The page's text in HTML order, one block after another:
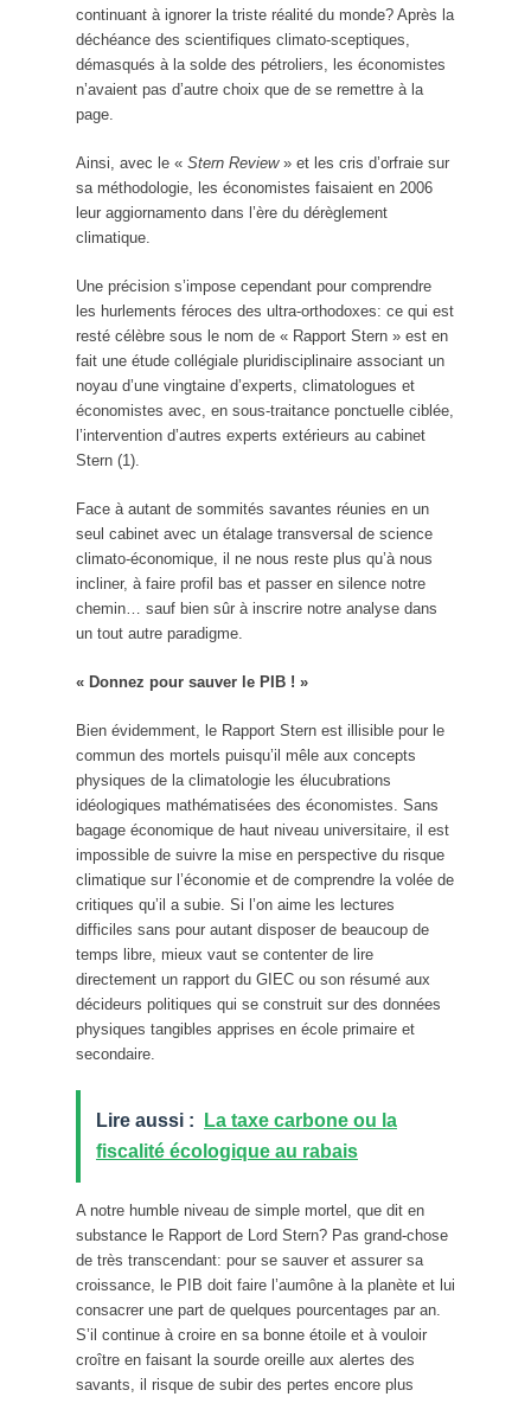
continuant à ignorer la triste réalité du monde? Après la
déchéance des scientifiques climato-sceptiques,
démasqués à la solde des pétroliers, les économistes
n’avaient pas d’autre choix que de se remettre à la
page.
Ainsi, avec le « Stern Review» et les cris d’orfraie sur
sa méthodologie, les économistes faisaient en 2006
leur aggiornamento dans l’ère du dérèglement
climatique.
Une précision s’impose cependant pour comprendre
les hurlements féroces des ultra-orthodoxes: ce qui est
resté célèbre sous le nom de « Rapport Stern » est en
fait une étude collégiale pluridisciplinaire associant un
noyau d’une vingtaine d’experts, climatologues et
économistes avec, en sous-traitance ponctuelle ciblée,
l’intervention d’autres experts extérieurs au cabinet
Stern (1).
Face à autant de sommités savantes réunies en un
seul cabinet avec un étalage transversal de science
climato-économique, il ne nous reste plus qu’à nous
incliner, à faire profil bas et passer en silence notre
chemin… sauf bien sûr à inscrire notre analyse dans
un tout autre paradigme.
« Donnez pour sauver le PIB ! »
Bien évidemment, le Rapport Stern est illisible pour le
commun des mortels puisqu’il mêle aux concepts
physiques de la climatologie les élucubrations
idéologiques mathématisées des économistes. Sans
bagage économique de haut niveau universitaire, il est
impossible de suivre la mise en perspective du risque
climatique sur l’économie et de comprendre la volée de
critiques qu’il a subie. Si l’on aime les lectures
difficiles sans pour autant disposer de beaucoup de
temps libre, mieux vaut se contenter de lire
directement un rapport du GIEC ou son résumé aux
décideurs politiques qui se construit sur des données
physiques tangibles apprises en école primaire et
secondaire.
Lire aussi :
La taxe carbone ou la
fiscalité écologique au rabais
A notre humble niveau de simple mortel, que dit en
substance le Rapport de Lord Stern? Pas grand-chose
de très transcendant: pour se sauver et assurer sa
croissance, le PIB doit faire l’aumône à la planète et lui
consacrer une part de quelques pourcentages par an.
S’il continue à croire en sa bonne étoile et à vouloir
croître en faisant la sourde oreille aux alertes des
savants, il risque de subir des pertes encore plus